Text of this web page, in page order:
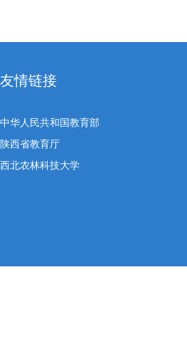
友情链接
中华人民共和国教育部
陕西省教育厅
西北农林科技大学